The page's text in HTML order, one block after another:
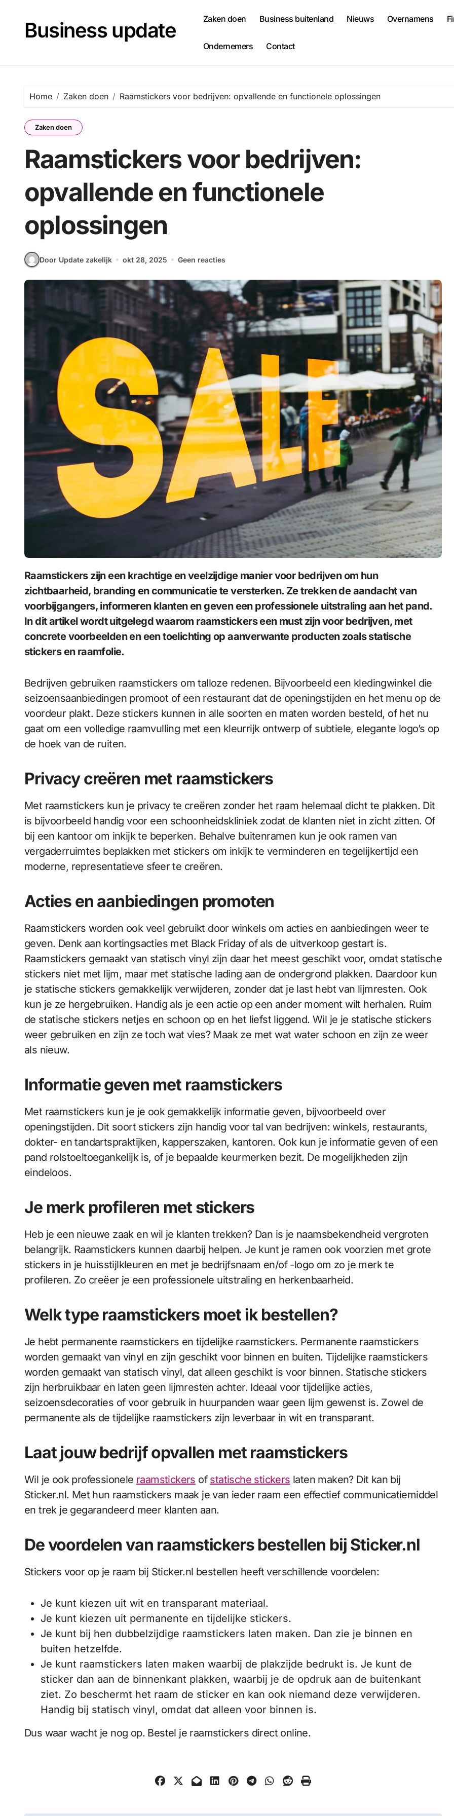
springenBusiness update Zaken doen Business buitenland Nieuws Overnamens
Ondernemers Contact
Home Zaken doen Raamstickers voor bedrijven: opvallende en functionele oplossingen
Zaken doen
Raamstickers voor bedrijven:
opvallende en functionele
oplossingen
Door Update zakelijk okt 28, 2025 Geen reacties
Raamstickers zijn een krachtige en veelzijdige manier voor bedrijven om hun
zichtbaarheid, branding en communicatie te versterken. Ze trekken de aandacht van
voorbijgangers, informeren klanten en geven een professionele uitstraling aan het pand.
In dit artikel wordt uitgelegd waarom raamstickers een must zijn voor bedrijven, met
concrete voorbeelden en een toelichting op aanverwante producten zoals statische
stickers en raamfolie.
Bedrijven gebruiken raamstickers om talloze redenen. Bijvoorbeeld een kledingwinkel die
seizoensaanbiedingen promoot of een restaurant dat de openingstijden en het menu op de
voordeur plakt. Deze stickers kunnen in alle soorten en maten worden besteld, of het nu
gaat om een volledige raamvulling met een kleurrijk ontwerp of subtiele, elegante logo’s op
de hoek van de ruiten.
Privacy creëren met raamstickers
Met raamstickers kun je privacy te creëren zonder het raam helemaal dicht te plakken. Dit
is bijvoorbeeld handig voor een schoonheidskliniek zodat de klanten niet in zicht zitten. Of
bij een kantoor om inkijk te beperken. Behalve buitenramen kun je ook ramen van
vergaderruimtes beplakken met stickers om inkijk te verminderen en tegelijkertijd een
moderne, representatieve sfeer te creëren.
Acties en aanbiedingen promoten
Raamstickers worden ook veel gebruikt door winkels om acties en aanbiedingen weer te
geven. Denk aan kortingsacties met Black Friday of als de uitverkoop gestart is.
Raamstickers gemaakt van statisch vinyl zijn daar het meest geschikt voor, omdat statische
stickers niet met lijm, maar met statische lading aan de ondergrond plakken. Daardoor kun
je statische stickers gemakkelijk verwijderen, zonder dat je last hebt van lijmresten. Ook
kun je ze hergebruiken. Handig als je een actie op een ander moment wilt herhalen. Ruim
de statische stickers netjes en schoon op en het liefst liggend. Wil je je statische stickers
weer gebruiken en zijn ze toch wat vies? Maak ze met wat water schoon en zijn ze weer
als nieuw.
Informatie geven met raamstickers
Met raamstickers kun je je ook gemakkelijk informatie geven, bijvoorbeeld over
openingstijden. Dit soort stickers zijn handig voor tal van bedrijven: winkels, restaurants,
dokter- en tandartspraktijken, kapperszaken, kantoren. Ook kun je informatie geven of een
pand rolstoeltoegankelijk is, of je bepaalde keurmerken bezit. De mogelijkheden zijn
eindeloos.
Je merk profileren met stickers
Heb je een nieuwe zaak en wil je klanten trekken? Dan is je naamsbekendheid vergroten
belangrijk. Raamstickers kunnen daarbij helpen. Je kunt je ramen ook voorzien met grote
stickers in je huisstijlkleuren en met je bedrijfsnaam en/of -logo om zo je merk te
profileren. Zo creëer je een professionele uitstraling en herkenbaarheid.
Welk type raamstickers moet ik bestellen?
Je hebt permanente raamstickers en tijdelijke raamstickers. Permanente raamstickers
worden gemaakt van vinyl en zijn geschikt voor binnen en buiten. Tijdelijke raamstickers
worden gemaakt van statisch vinyl, dat alleen geschikt is voor binnen. Statische stickers
zijn herbruikbaar en laten geen lijmresten achter. Ideaal voor tijdelijke acties,
seizoensdecoraties of voor gebruik in huurpanden waar geen lijm gewenst is. Zowel de
permanente als de tijdelijke raamstickers zijn leverbaar in wit en transparant.
Laat jouw bedrijf opvallen met raamstickers
Wil je ook professionele raamstickers of statische stickers laten maken? Dit kan bij
Sticker.nl. Met hun raamstickers maak je van ieder raam een effectief communicatiemiddel
en trek je gegarandeerd meer klanten aan.
De voordelen van raamstickers bestellen bij Sticker.nl
Stickers voor op je raam bij Sticker.nl bestellen heeft verschillende voordelen:
Je kunt kiezen uit wit en transparant materiaal.
Je kunt kiezen uit permanente en tijdelijke stickers.
Je kunt bij hen dubbelzijdige raamstickers laten maken. Dan zie je binnen en
buiten hetzelfde.
Je kunt raamstickers laten maken waarbij de plakzijde bedrukt is. Je kunt de
sticker dan aan de binnenkant plakken, waarbij je de opdruk aan de buitenkant
ziet. Zo beschermt het raam de sticker en kan ook niemand deze verwijderen.
Handig bij statisch vinyl, omdat dat alleen voor binnen is.
Dus waar wacht je nog op. Bestel je raamstickers direct online.